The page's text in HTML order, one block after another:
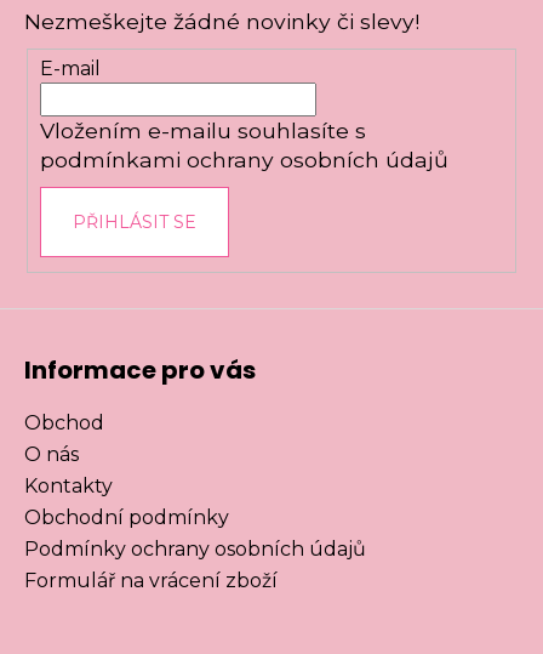
a
c
r
v
i
Nezmeškejte žádné novinky či slevy!
E-mail
Vložením e-mailu souhlasíte s
podmínkami ochrany osobních údajů
PŘIHLÁSIT SE
Informace pro vás
Obchod
O nás
Kontakty
Obchodní podmínky
Podmínky ochrany osobních údajů
Formulář na vrácení zboží